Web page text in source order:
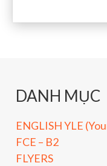
DANH MỤC
ENGLISH YLE
FCE – B2
FLYERS